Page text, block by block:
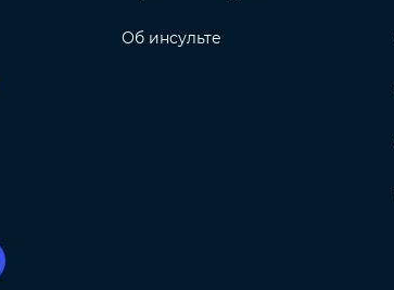
Об инсульте